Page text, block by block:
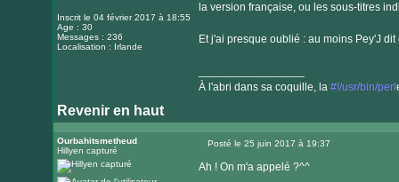
Inscrit le 04 février 2017 à 18:55
Age : 30
Messages : 236
Localisation : Irlande
la version française, ou les sous-titres
Et j'ai presque oublié : au moins Pey'J
À l'abri dans sa coquille, la #!/usr/bin/perl
Revenir en haut
Visiter
le
internet
Ourbahitsmetheud
Hillyen capturé
Posté le 25 juin 2017 à 19:37
Ah ! On m'a appelé ?^^